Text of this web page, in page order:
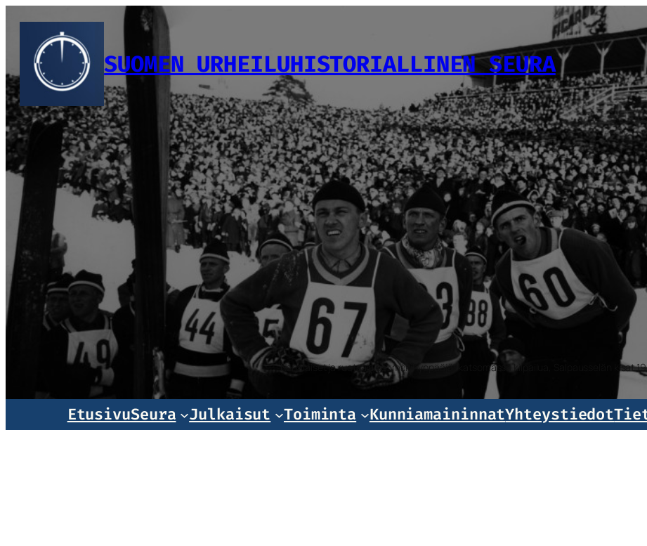
sisältöön
SUOMEN URHEILUHISTORIALLINEN SEURA
Norjalaiset ja ruotsalaiset mäkihyppääjät katsomassa kilpailua, Salpausselän kisat
EtusivuSeura Julkaisut Toiminta KunniamaininnatYhteystiedot